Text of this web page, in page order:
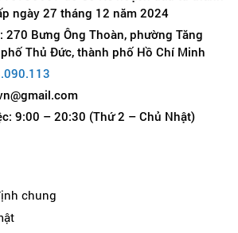
ngày 27 tháng 12 năm 2024
Bưng Ông Thoàn, phường Tăng
Thủ Đức, thành phố Hồ Chí Minh
9:00 – 20:30 (Thứ 2 – Chủ Nhật)
chung